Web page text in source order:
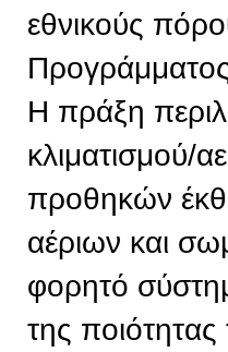
εθνικούς
Η πράξη
κλιματισμού/
προθηκών
αέριων και
φορητό
της